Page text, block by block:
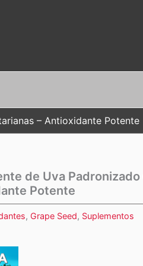
– Antioxidante Potente
de Uva
Potente
, Grape Seed, Suplementos